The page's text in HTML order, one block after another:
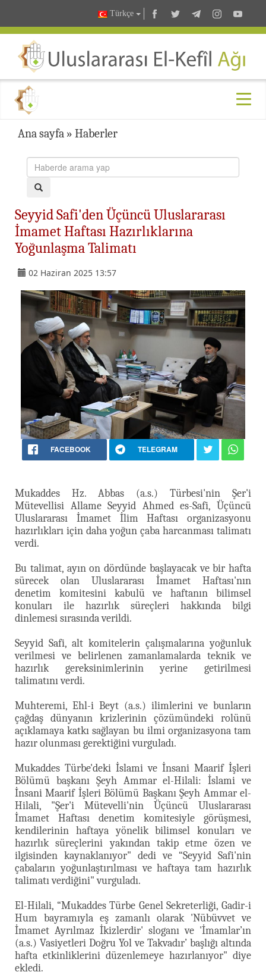
Türkçe
Ana sayfa » Haberler
Seyyid Safi'den Üçüncü Uluslararası
İmamet Haftası Hazırlıklarına
Yoğunlaşma Talimatı
02 Haziran 2025 13:57
FACEBOOK TELEGRAM
Mukaddes Hz. Abbas (a.s.) Türbesi'nin Şer'i
Mütevellisi Allame Seyyid Ahmed es-Safi, Üçüncü
Uluslararası İmamet İlim Haftası organizasyonu
hazırlıkları için daha yoğun çaba harcanması talimatı
verdi.
Bu talimat, ayın on dördünde başlayacak ve bir hafta
sürecek olan Uluslararası İmamet Haftası'nın
denetim komitesini kabulü ve haftanın bilimsel
konuları ile hazırlık süreçleri hakkında bilgi
dinlemesi sırasında verildi.
Seyyid Safi, alt komitelerin çalışmalarına yoğunluk
verilmesi ve belirlenen zamanlamalarda teknik ve
hazırlık gereksinimlerinin yerine getirilmesi
talimatını verdi.
Muhteremi, Ehl-i Beyt (a.s.) ilimlerini ve bunların
çağdaş dünyanın krizlerinin çözümündeki rolünü
açıklamaya katkı sağlayan bu ilmi organizasyona tam
hazır olunması gerektiğini vurguladı.
Mukaddes Türbe'deki İslami ve İnsani Maarif İşleri
Bölümü başkanı Şeyh Ammar el-Hilali: İslami ve
İnsani Maarif İşleri Bölümü Başkanı Şeyh Ammar el-
Hilali, "Şer'i Mütevelli'nin Üçüncü Uluslararası
İmamet Haftası denetim komitesiyle görüşmesi,
kendilerinin haftaya yönelik bilimsel konuları ve
hazırlık süreçlerini yakından takip etme özen ve
ilgisinden kaynaklanıyor" dedi ve “Seyyid Safi'nin
çabaların yoğunlaştırılması ve haftaya tam hazırlık
talimatı verdiğini" vurguladı.
El-Hilali, “Mukaddes Türbe Genel Sekreterliği, Gadir-i
Hum bayramıyla eş zamanlı olarak 'Nübüvvet ve
İmamet Ayrılmaz İkizlerdir' sloganı ve 'İmamlar’ın
(a.s.) Vasiyetleri Doğru Yol ve Takvadır’ başlığı altında
hafta etkinliklerini düzenlemeye hazırlanıyor" diye
ekledi.